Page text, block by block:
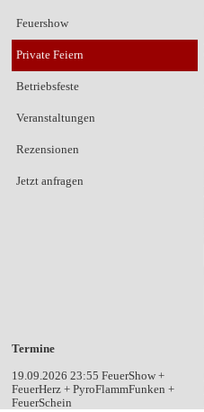
Feuershow
Private Feiern
Betriebsfeste
Veranstaltungen
Rezensionen
Jetzt anfragen
Termine
19.09.2026 23:55 FeuerShow +
FeuerHerz + PyroFlammFunken +
FeuerSchein